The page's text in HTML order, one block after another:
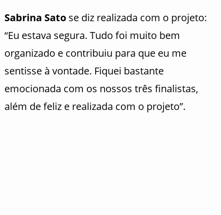
Sabrina Satose diz realizada com o projeto:
“Eu estava segura. Tudo foi muito bem
organizado e contribuiu para que eu me
sentisse à vontade. Fiquei bastante
emocionada com os nossos três finalistas,
além de feliz e realizada com o projeto”.